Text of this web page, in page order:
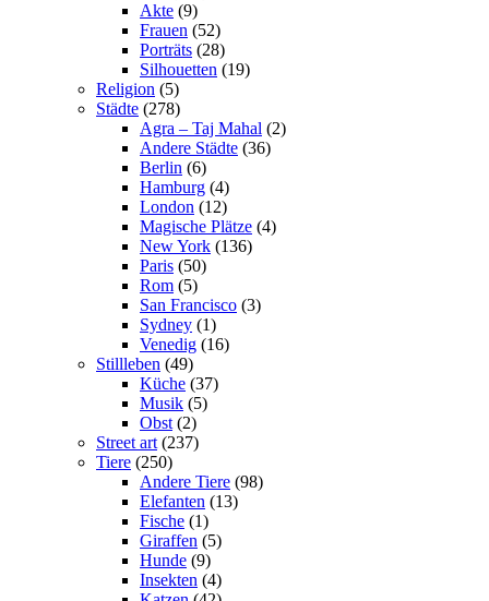
Akte (9)
Frauen (52)
Porträts (28)
Silhouetten (19)
Religion (5)
Städte (278)
Agra – Taj Mahal (2)
Andere Städte (36)
Berlin (6)
Hamburg (4)
London (12)
Magische Plätze (4)
New York (136)
Paris (50)
Rom (5)
San Francisco (3)
Sydney (1)
Venedig (16)
Stillleben (49)
Küche (37)
Musik (5)
Obst (2)
Street art (237)
Tiere (250)
Andere Tiere (98)
Elefanten (13)
Fische (1)
Giraffen (5)
Hunde (9)
Insekten (4)